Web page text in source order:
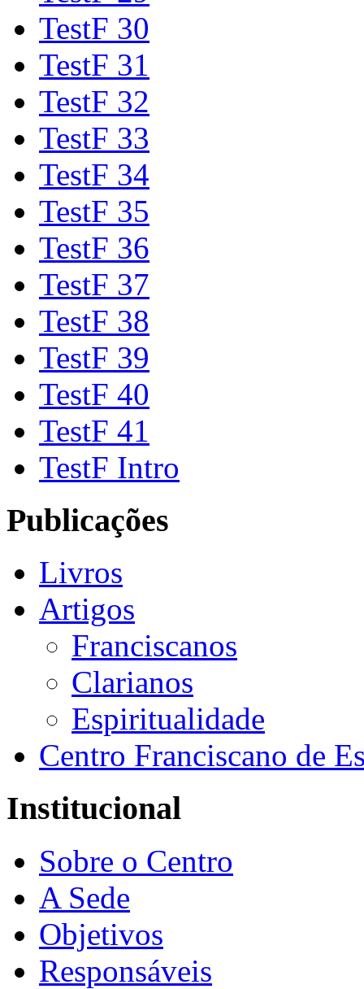
TestF 30
TestF 31
TestF 32
TestF 33
TestF 34
TestF 35
TestF 36
TestF 37
TestF 38
TestF 39
TestF 40
TestF 41
TestF Intro
Publicações
Livros
Artigos
Franciscanos
Clarianos
Espiritualidade
Centro Franciscano de
Institucional
Sobre o Centro
A Sede
Objetivos
Responsáveis